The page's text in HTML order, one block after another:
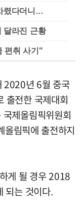
렸다더니…
달라진 근황
편취 사기"
2020년 6월 중국
출전한 국제대회
제올림픽위원회
림픽에 출전하지
게 될 경우 2018
되는 것이다.